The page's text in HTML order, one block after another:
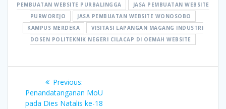
PEMBUATAN WEBSITE PURBALINGGA
JASA PEMBUATAN WEBSITE
PURWOREJO
JASA PEMBUATAN WEBSITE WONOSOBO
KAMPUS MERDEKA
VISITASI LAPANGAN MAGANG INDUSTRI
DOSEN POLITEKNIK NEGERI CILACAP DI OEMAH WEBSITE
navigation
Previous:Previous
post:
Penandatanganan MoU
pada Dies Natalis ke-18